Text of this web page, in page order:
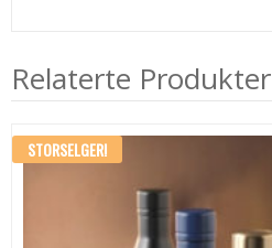
Relaterte Produkter
STORSELGER!